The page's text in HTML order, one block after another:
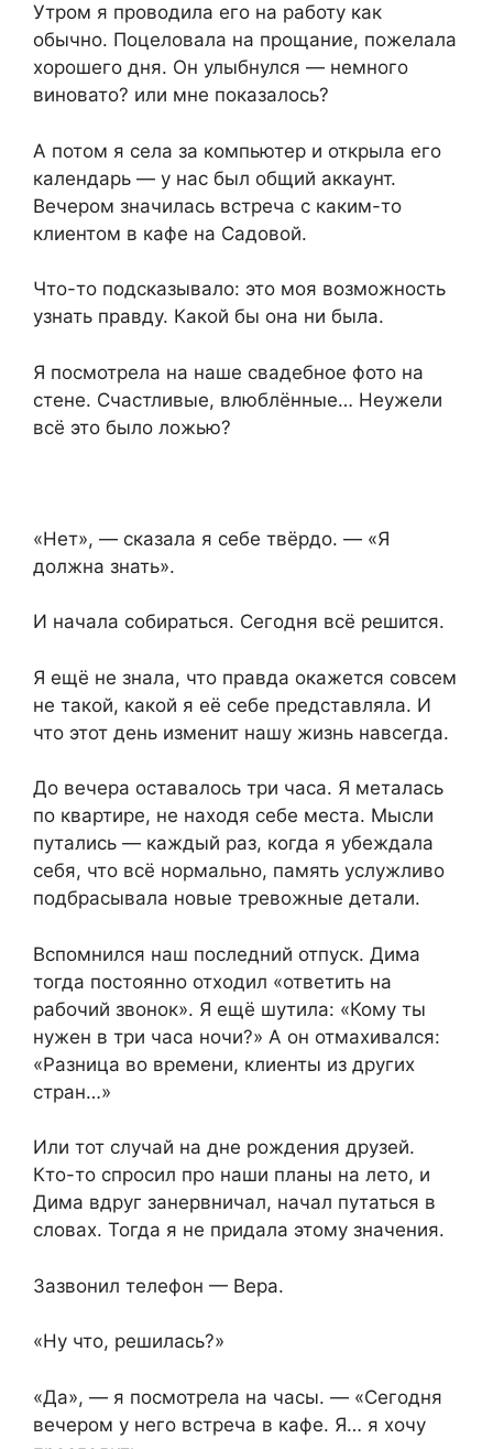
Утром я проводила его на работу как
обычно. Поцеловала на прощание, пожелала
хорошего дня. Он улыбнулся — немного
виновато? или мне показалось?
А потом я села за компьютер и открыла его
календарь — у нас был общий аккаунт.
Вечером значилась встреча с каким-то
клиентом в кафе на Садовой.
Что-то подсказывало: это моя возможность
узнать правду. Какой бы она ни была.
Я посмотрела на наше свадебное фото на
стене. Счастливые, влюблённые… Неужели
всё это было ложью?
«Нет», — сказала я себе твёрдо. — «Я
должна знать».
И начала собираться. Сегодня всё решится.
Я ещё не знала, что правда окажется совсем
не такой, какой я её себе представляла. И
что этот день изменит нашу жизнь навсегда.
До вечера оставалось три часа. Я металась
по квартире, не находя себе места. Мысли
путались — каждый раз, когда я убеждала
себя, что всё нормально, память услужливо
подбрасывала новые тревожные детали.
Вспомнился наш последний отпуск. Дима
тогда постоянно отходил «ответить на
рабочий звонок». Я ещё шутила: «Кому ты
нужен в три часа ночи?» А он отмахивался:
«Разница во времени, клиенты из других
стран…»
Или тот случай на дне рождения друзей.
Кто-то спросил про наши планы на лето, и
Дима вдруг занервничал, начал путаться в
словах. Тогда я не придала этому значения.
Зазвонил телефон — Вера.
«Ну что, решилась?»
«Да», — я посмотрела на часы. — «Сегодня
вечером у него встреча в кафе. Я… я хочу